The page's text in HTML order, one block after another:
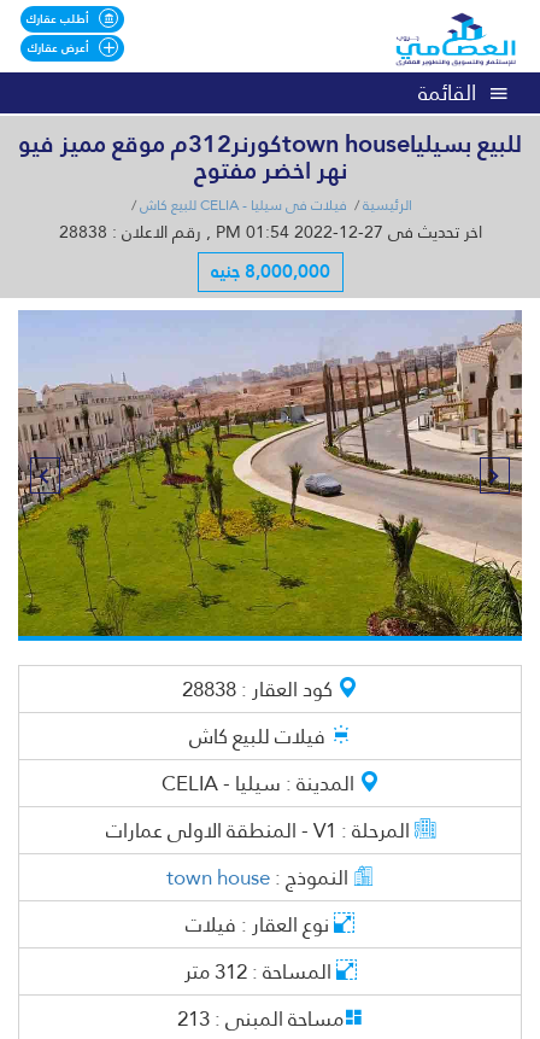
أطلب عقارك
أعرض عقارك
القائمة
للبيع بسيلياtown houseكورنر312م موقع مميز فيو
نهر اخضر مفتوح
الرئيسية فيلات فى سيليا - CELIA للبيع كاش
اخر تحديث فى 27-12-2022 01:54 PM , رقم الاعلان : 28838
8,000,000 جنيه
كود العقار :28838
فيلاتللبيع كاش
المدينة :سيليا - CELIA
المرحلة : V1 - المنطقة الاولى عمارات
النموذج :town house
نوع العقار :فيلات
المساحة :312متر
مساحة المبنى :213